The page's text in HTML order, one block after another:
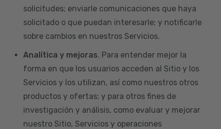
solicitudes; enviarle comunicaciones que haya
solicitado o que puedan interesarle; y notificarle
sobre cambios en nuestros Servicios.
Analítica y mejoras. Para entender mejor la
forma en que los usuarios acceden al Sitio y los
Servicios y los utilizan, así como nuestros otros
productos y ofertas; y para otros fines de
investigación y análisis, como evaluar y mejorar
nuestro Sitio, Servicios y operaciones